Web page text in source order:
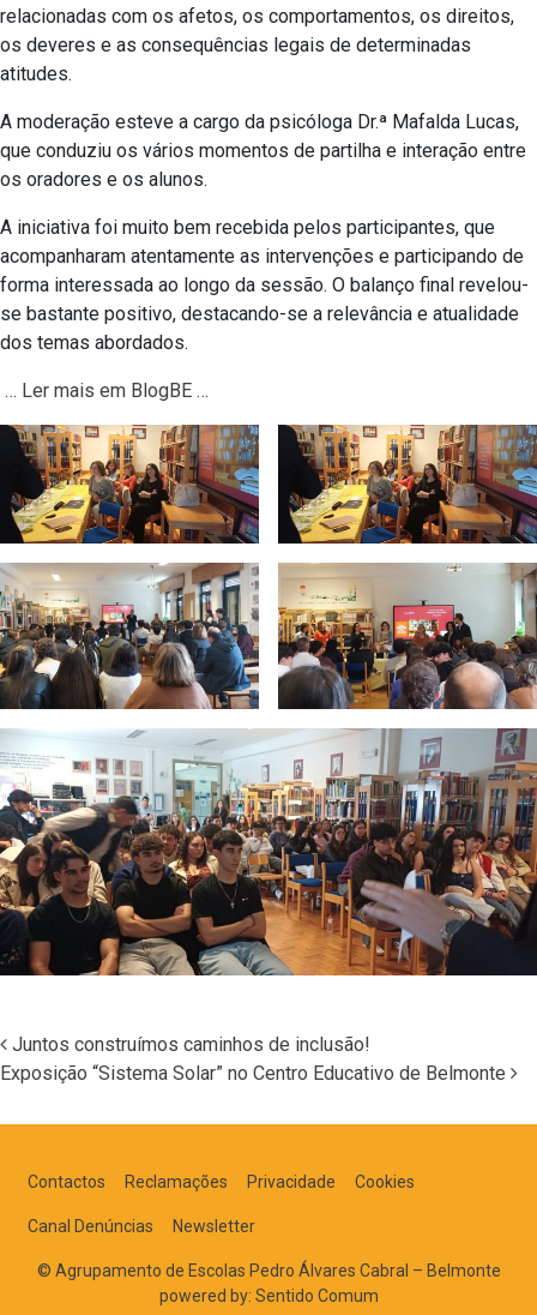
relacionadas com os afetos, os comportamentos, os direitos,
os deveres e as consequências legais de determinadas
atitudes.
A moderação esteve a cargo da psicóloga Dr.ª Mafalda Lucas,
que conduziu os vários momentos de partilha e interação entre
os oradores e os alunos.
A iniciativa foi muito bem recebida pelos participantes, que
acompanharam atentamente as intervenções e participando de
forma interessada ao longo da sessão. O balanço final revelou-
se bastante positivo, destacando-se a relevância e atualidade
dos temas abordados.
… Ler mais em BlogBE …
Navegação nos Posts
Juntos construímos caminhos de inclusão!
Exposição “Sistema Solar” no Centro Educativo de Belmonte
Contactos Reclamações Privacidade Cookies
Canal Denúncias Newsletter
© Agrupamento de Escolas Pedro Álvares Cabral – Belmonte
powered by: Sentido Comum